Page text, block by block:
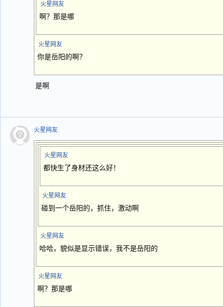
火星网友
啊？那是哪
火星网友
你是岳阳的啊？
是啊
火星网友
火星网友
都快生了身材还这么好！
火星网友
碰到一个岳阳的，抓住，激动啊
火星网友
哈哈，貌似是显示错误，我不是岳阳的
火星网友
啊？那是哪